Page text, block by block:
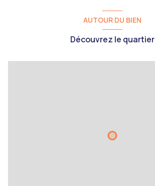
AUTOUR DU BIEN
Découvrez le quartier